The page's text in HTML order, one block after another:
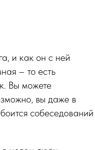
и как он с ней
– то есть
Вы можете
вы даже в
собеседований